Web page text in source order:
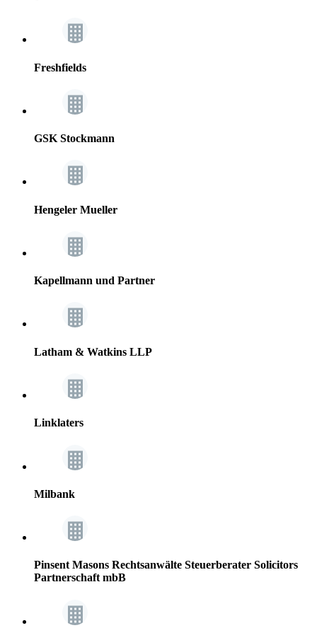
Freshfields
GSK Stockmann
Hengeler Mueller
Kapellmann und Partner
Latham & Watkins LLP
Linklaters
Milbank
Pinsent Masons Rechtsanwälte Steuerberater Solicitors
Partnerschaft mbB